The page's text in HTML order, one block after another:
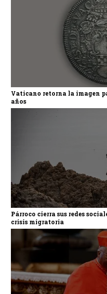
Vaticano retorna la imagen
años
Párroco cierra sus redes
crisis migratoria